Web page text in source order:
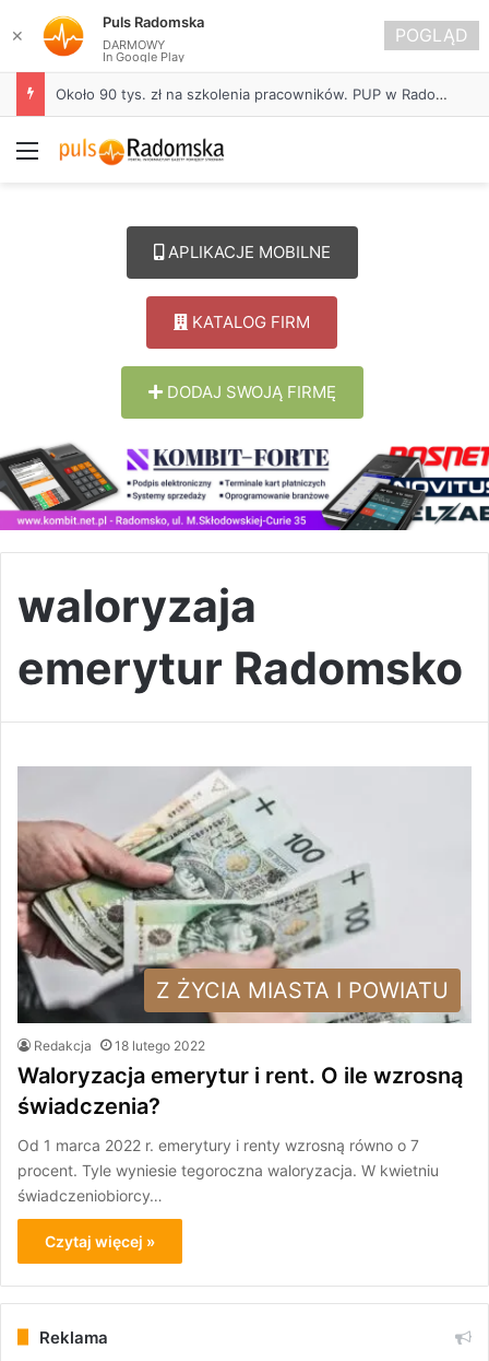
Około 90 tys. zł na szkolenia pracowników. PUP w Radomsku ogłasza nabór wniosków
Menu
APLIKACJE MOBILNE
KATALOG FIRM
DODAJ SWOJĄ FIRMĘ
waloryzaja
emerytur Radomsko
Z ŻYCIA MIASTA I POWIATU
Redakcja 18 lutego 2022
Waloryzacja emerytur i rent. O ile wzrosną
świadczenia?
Od 1 marca 2022 r. emerytury i renty wzrosną równo o 7
procent. Tyle wyniesie tegoroczna waloryzacja. W kwietniu
świadczeniobiorcy…
Czytaj więcej »
Reklama
✕
Puls Radomska
DARMOWY
In Google Play
POGLĄD